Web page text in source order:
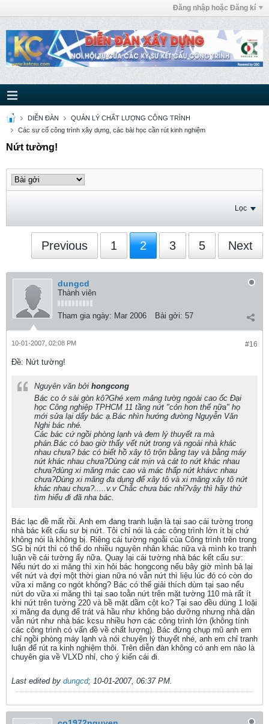
Đăng nhập hoặc Đăng kí
DIỄN ĐÀN
QUẢN LÝ CHẤT LƯỢNG CÔNG TRÌNH
Các sự cố công trình xây dựng, các bài học cần rút kinh nghiệm
Nứt tường!
Lọc
Previous 1 2 3 5 Next
dungcd
Thành viên
Tham gia ngày: Mar 2006 Bài gởi: 57
#16
10-01-2007, 02:08 PM
Ðề: Nứt tường!
Nguyên văn bởi hongcong
Bác co ở sài gòn kô?Ghé xem mảng tườg ngoài cao ốc Đại
học Công nghiệp TPHCM 11 tầng nứt "cỏn hơn thế nữa" họ
mới sửa lại dấy bác ạ.Bác nhìn hướng đường Nguyễn Văn
Nghi bác nhé.
Các bác cứ ngồi phòng lạnh và đem lý thuyết ra mà
phán.Bác có bao giờ thấy vết nứt trong và ngoài nhà khác
nhau chưa? bác có biết hồ xây tô trộn bằng tay và bằng máy
nứt khác nhau chưa?Dùng cát mịn và cát to nứt khác nhau
chưa?dùng xi măng mác cao và mác thấp nứt khávc nhau
chưa?Dùng xi măng đa dụng để xây tô và xi măng xây tô nứt
khác nhau chưa?.....v.v Chắc chưa bác nhỉ?vậy thì hãy thử
tìm hiểu đi đã nha bác.
Bác lạc đề mất rồi. Anh em đang tranh luận là tại sao cái tường trong
nhà bác kết cấu sư bị nứt. Tôi chỉ nói là các công trình lớn ít bị chứ
không nói là không bị. Riêng cái tường ngoằi của Công trình trên trong
SG bị nứt thì có thể do nhiều nguyên nhân khác nữa và mình ko tranh
luận về cái tường ấy nữa. Quay lại cái tường nhà bác kết cấu sư:
Nếu nứt do xi măng thì xin hỏi bác hongcong nếu bây giờ mình bả lại
vết nứt và đợi một thời gian nữa nó vẫn nứt thì liệu lúc đó có còn do
vữa xi măng co ngót không? Bác có thể giải thích dùm tại sao nếu
nứt do vữa xi măng thì tại sao toằn nứt trên mặt tường 110 mà rất ít
khi nứt trên tường 220 và bề mặt dầm cột ko? Tại sao đều dùng 1 loặi
xi măng đa dụng để trát và hầu như không bảo dưỡng nhưng nhà dân
vẫn nứt như nhà bác kcsu nhiều hơn các công trình lớn (không tính
các công trình có vấn đề về chất lượng). Bác đừng chụp mũ anh em
chỉ ngồi phòng máy lạnh và nói chuyện lý thuyết nhé, anh em chỉ tranh
luận để rút ra kinh nghiệm thôi. Trên diễn đàn không có anh em nào là
chuyên gia về VLXD nhỉ, cho ý kiến cái đi.
Last edited by dungcd; 10-01-2007, 06:37 PM.